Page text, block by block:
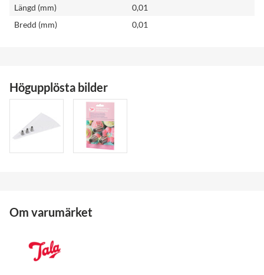
Längd (mm)
0,01
Bredd (mm)
0,01
Högupplösta bilder
Om varumärket